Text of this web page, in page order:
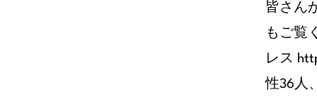
皆さん
もご覧
レス
性36人